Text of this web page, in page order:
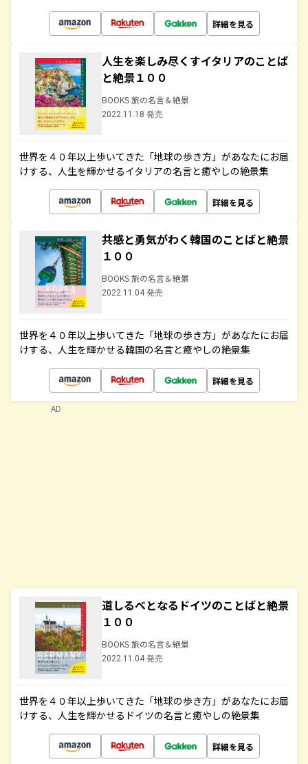
詳細を見る
人生を楽しみ尽くすイタリアのことば
と絶景１００
BOOKS 旅の名言＆絶景
2022.11.18 発売
世界を４０年以上歩いてきた「地球の歩き方」があなたにお届
けする、人生を輝かせるイタリアの名言と癒やしの絶景集
詳細を見る
共感と勇気がわく韓国のことばと絶景
１００
BOOKS 旅の名言＆絶景
2022.11.04 発売
世界を４０年以上歩いてきた「地球の歩き方」があなたにお届
けする、人生を輝かせる韓国の名言と癒やしの絶景集
詳細を見る
道しるべとなるドイツのことばと絶景
１００
BOOKS 旅の名言＆絶景
2022.11.04 発売
世界を４０年以上歩いてきた「地球の歩き方」があなたにお届
けする、人生を輝かせるドイツの名言と癒やしの絶景集
詳細を見る
AD